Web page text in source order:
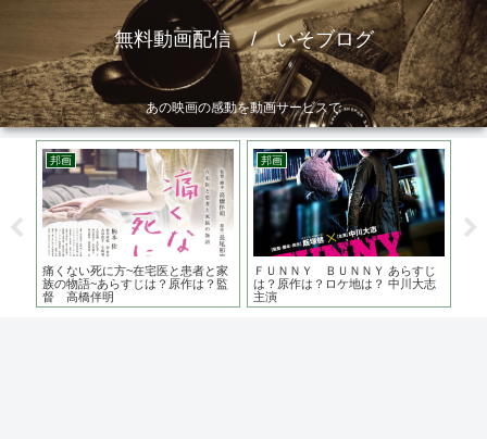
無料動画配信 / いそブログ
あの映画の感動を動画サービスで
邦画
痛くない死に方~在宅医と患者と家
族の物語~あらすじは？原作は？監
督 高橋伴明
邦画
ＦＵＮＮＹ ＢＵＮＮＹ あらすじ
は？原作は？ロケ地は？ 中川大志
主演